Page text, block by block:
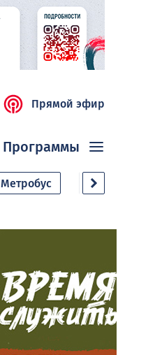
Прямой эфир
Программы
Метробус Дачный